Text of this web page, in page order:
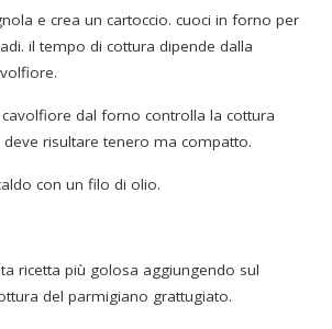
e crea un cartoccio. cuoci in forno per
il tempo di cottura dipende dalla
dal forno controlla la cottura
risultare tenero ma compatto.
con un filo di olio.
ricetta più golosa aggiungendo sul
del parmigiano grattugiato.